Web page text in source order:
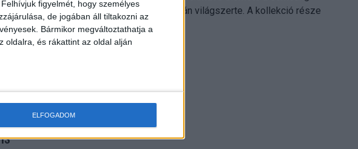
Felhívjuk figyelmét, hogy személyes
de jogában áll tiltakozni az
Bármikor megváltoztathatja a
oldalra, és rákattint az oldal alján
ELFOGADOM
Electronics platformján világszerte. A kollekció része
Leonardo...